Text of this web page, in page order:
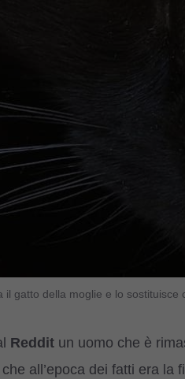
il gatto della moglie e lo
Reddit un uomo che è
all’epoca dei fatti era la